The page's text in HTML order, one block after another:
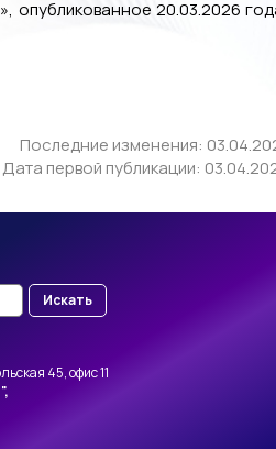
опубликованное 20.03.2026
Последние изменения:
Дата первой публикации:
Искать
45, офис 11